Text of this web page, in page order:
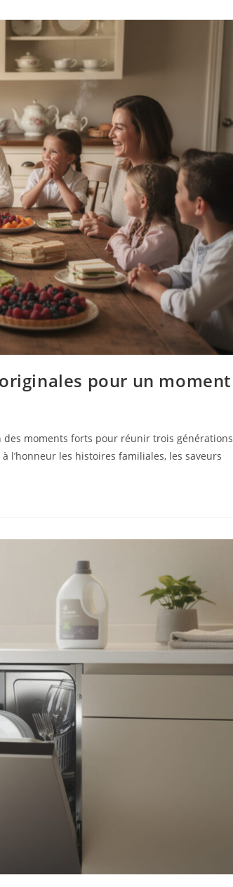
pour un moment
des moments forts pour réunir trois générations
l’honneur les histoires familiales, les saveurs